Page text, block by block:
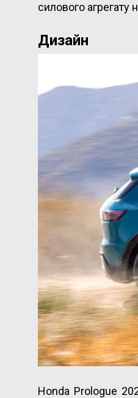
силового агрегату
Дизайн
Honda Prologue